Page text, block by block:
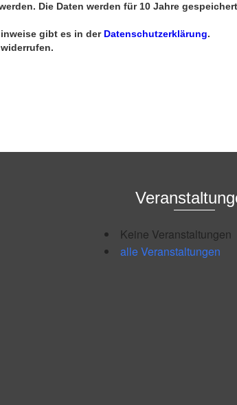
Die Daten werden für 10 Jahre
gibt es in der Datenschutzerklärung.
widerrufen.
Keine Veranstaltungen
alle Veranstaltungen